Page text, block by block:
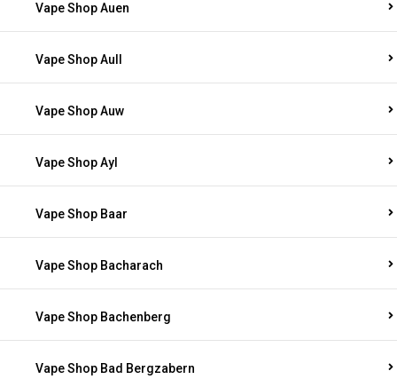
Vape Shop Auen
Vape Shop Aull
Vape Shop Auw
Vape Shop Ayl
Vape Shop Baar
Vape Shop Bacharach
Vape Shop Bachenberg
Vape Shop Bad Bergzabern